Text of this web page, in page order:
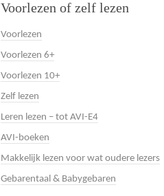
Voorlezen of zelf lezen
Voorlezen
Voorlezen 6+
Voorlezen 10+
Zelf lezen
Leren lezen – tot AVI-E4
AVI-boeken
Makkelijk lezen voor wat oudere lezers
Gebarentaal & Babygebaren